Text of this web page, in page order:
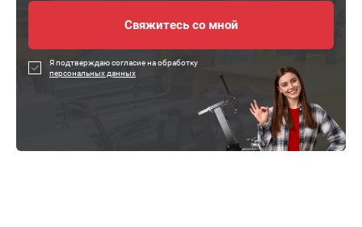
Я подтверждаю согласие на обработку
персональных данных